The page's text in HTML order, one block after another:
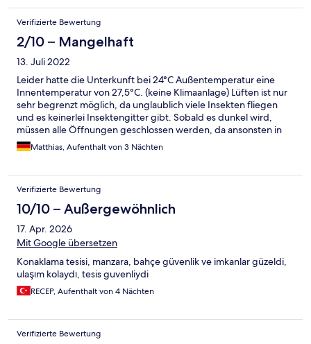
kleinem Kind so bald man lüften wollte kamen sofort in Wolke
mäßig Mücken/fliegen Die Kaution die man am Anfang zahlt
nach 2 Wochen und mehrere anrufe ist die immer noch nicht da.
Wir würden dort nicht nochmal hin reisen und auch kein
content/Werbung machen .
Verifizierte Bewertung
2/10 – Mangelhaft
13. Juli 2022
Leider hatte die Unterkunft bei 24°C Außentemperatur eine
Innentemperatur von 27,5°C. (keine Klimaanlage) Lüften ist nur
sehr begrenzt möglich, da unglaublich viele Insekten fliegen
und es keinerlei Insektengitter gibt. Sobald es dunkel wird,
müssen alle Öffnungen geschlossen werden, da ansonsten in
wenigen Minuten unendlich viele Mücken hereinfliegen. Die
Sauberkeit der Wohnung war nicht befriedigend - Heizkörper
Insekten... Für den Preis sehr enttäuschend. Leider muss eine
Kaution (bei uns 400 €) zwei Wochen vor Reiseantritt tatsächlich
bezahlt (Überweisung, Kreditkarte, Paypal) werden. Beim
Checkout wurde mir eine Rückerstattung binnen zwei Wochen
zugesagt - gedauert hat es mit mehreren Nachfragen 3,5
Wochen. Das ist inakzeptabel.
Matthias, Aufenthalt von 3 Nächten
Verifizierte Bewertung
10/10 – Außergewöhnlich
17. Apr. 2026
Mit Google übersetzen
Konaklama tesisi, manzara, bahçe güvenlik ve imkanlar güzeldi,
ulaşım kolaydı, tesis guvenliydi
RECEP, Aufenthalt von 4 Nächten
Verifizierte Bewertung